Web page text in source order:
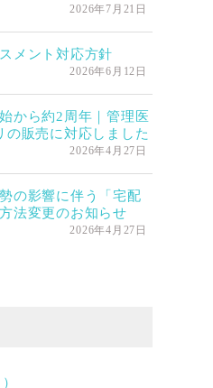
2026年7月21日
メント対応方針
2026年6月12日
から約2周年｜管理医
の販売に対応しました
2026年4月27日
の影響に伴う「宅配
法変更のお知らせ
2026年4月27日